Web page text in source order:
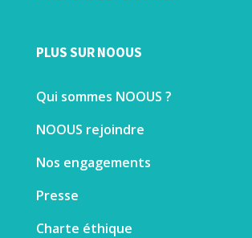
PLUS SUR NOOUS
Qui sommes NOOUS ?
NOOUS rejoindre
Nos engagements
Presse
Charte éthique